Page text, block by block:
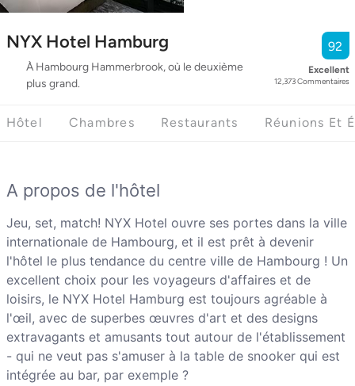
NYX Hotel Hamburg
À Hambourg Hammerbrook, où le deuxième
plus grand.
92
Excellent
12,373Commentaires
Hôtel Chambres Restaurants Réunions Et
A propos de l'hôtel
Jeu, set, match! NYX Hotel ouvre ses portes dans la ville
internationale de Hambourg, et il est prêt à devenir
l'hôtel le plus tendance du centre ville de Hambourg ! Un
excellent choix pour les voyageurs d'affaires et de
loisirs, le NYX Hotel Hamburg est toujours agréable à
l'œil, avec de superbes œuvres d'art et des designs
extravagants et amusants tout autour de l'établissement
- qui ne veut pas s'amuser à la table de snooker qui est
intégrée au bar, par exemple ?